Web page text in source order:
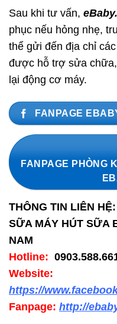
Sau khi tư vấn,
phục nếu hỏng nhẹ,
thể gửi đến địa chỉ
được hỗ trợ sửa
lại động cơ máy.
FANPAGE
FANPAGE PHÒNG
THÔNG TIN LIÊN HỆ:
SỮA MÁY HÚT SỮA
NAM
Hotline:
Website:
https://
Fanpage: http://